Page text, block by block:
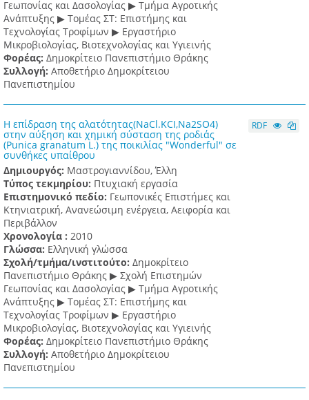
Γεωπονίας και Δασολογίας ▶ Τμήμα Αγροτικής
Ανάπτυξης ▶ Τομέας ΣΤ: Επιστήμης και
Τεχνολογίας Τροφίμων ▶ Εργαστήριο
Μικροβιολογίας, Βιοτεχνολογίας και Υγιεινής
Φορέας: Δημοκρίτειο Πανεπιστήμιο Θράκης
Συλλογή: Αποθετήριο Δημοκρίτειου
Πανεπιστημίου
Η επίδραση της αλατότητας(NaCl.KCI,Na2SO4)
στην αύξηση και χημική σύσταση της ροδιάς
(Punica granatum L.) της ποικιλίας "Wonderful" σε
συνθήκες υπαίθρου
Δημιουργός: Μαστρογιαννίδου, Έλλη
Τύπος τεκμηρίου: Πτυχιακή εργασία
Επιστημονικό πεδίο: Γεωπονικές Επιστήμες και
Κτηνιατρική, Ανανεώσιμη ενέργεια, Αειφορία και
Περιβάλλον
Χρονολογία : 2010
Γλώσσα: Ελληνική γλώσσα
Σχολή/τμήμα/ινστιτούτο: Δημοκρίτειο
Πανεπιστήμιο Θράκης ▶ Σχολή Επιστημών
Γεωπονίας και Δασολογίας ▶ Τμήμα Αγροτικής
Ανάπτυξης ▶ Τομέας ΣΤ: Επιστήμης και
Τεχνολογίας Τροφίμων ▶ Εργαστήριο
Μικροβιολογίας, Βιοτεχνολογίας και Υγιεινής
Φορέας: Δημοκρίτειο Πανεπιστήμιο Θράκης
Συλλογή: Αποθετήριο Δημοκρίτειου
Πανεπιστημίου
RDF